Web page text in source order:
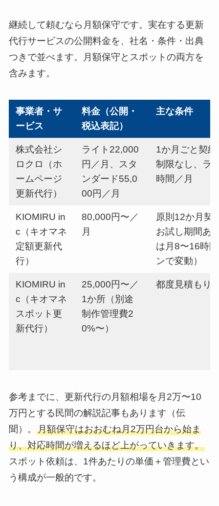
継続して頼むなら月額保守です。実在する更新
代行サービスの公開料金を、社名・条件・出典
つきで並べます。月額保守とスポットの両方を
含みます。
事業者・サ
ービス
料金（公開・
税込表記）
主な条件
株式会社シ
ロクロ（ホ
ームページ
更新代行）
ライト22,000
円／月、スタ
ンダード55,0
00円／月
1か月ごと契
制限なし、ラ
時間／月
KIOMIRU in
c（キオマネ
定額更新代
行）
80,000円〜／
月
原則12か月契
お試し期間あ
は月8〜16時
ンで変動）
KIOMIRU in
c（キオマネ
スポット更
新代行）
25,000円〜／
1か所（別途
制作管理費2
0%〜）
都度見積もり
参考までに、更新代行の月額相場を月2万〜10
万円とする民間の解説記事もあります（伝
聞）。 月額保守はおおむね月2万円台から始ま
り、対応時間が増えるほど上がっていきます。
スポット依頼は、1件あたりの単価＋管理費とい
う構成が一般的です。